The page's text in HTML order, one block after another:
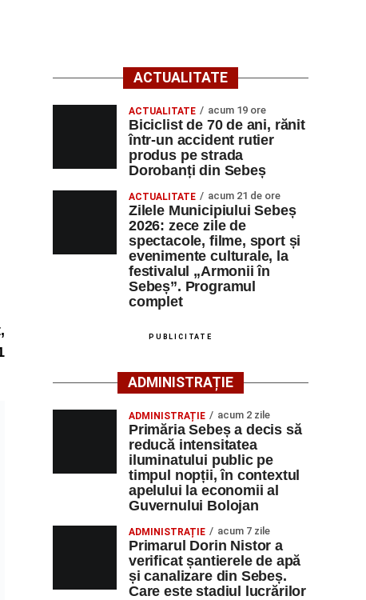
ACTUALITATE
ACTUALITATE acum 19 ore
Biciclist de 70 de ani, rănit
într-un accident rutier
produs pe strada
Dorobanți din Sebeș
ACTUALITATE acum 21 de ore
Zilele Municipiului Sebeș
2026: zece zile de
spectacole, filme, sport și
evenimente culturale, la
festivalul „Armonii în
Sebeș”. Programul
complet
PUBLICITATE
ADMINISTRAȚIE
ADMINISTRAȚIE acum 2 zile
Primăria Sebeș a decis să
reducă intensitatea
iluminatului public pe
timpul nopții, în contextul
apelului la economii al
Guvernului Bolojan
ADMINISTRAȚIE acum 7 zile
Primarul Dorin Nistor a
verificat șantierele de apă
și canalizare din Sebeș.
Care este stadiul lucrărilor